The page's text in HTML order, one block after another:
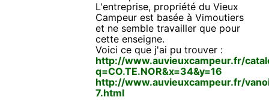
L'entreprise, propriété du Vieux
Campeur est basée à Vimoutiers
et ne semble travailler que pour
cette enseigne.
Voici ce que j'ai pu trouver :
http://www.auvieuxcampeur.fr/
q=CO.TE.NOR&x=34&y=16
http://www.auvieuxcampeur.fr/
7.html